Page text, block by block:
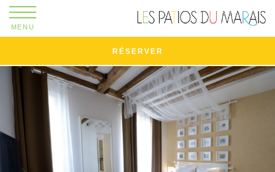
MENU
RÉSERVER